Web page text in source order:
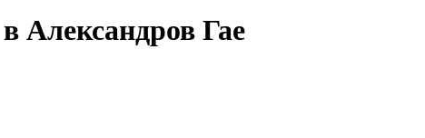
Александров Гае